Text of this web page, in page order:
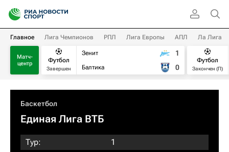
Главное Лига Чемпионов РПЛ Лига Европы АПЛ Ла Лига
Матч-
центр
Футбол
Завершен
Зенит
Балтика
1
0
Футбол
Закончен (П)
Баскетбол
Единая Лига ВТБ
Тур:
1